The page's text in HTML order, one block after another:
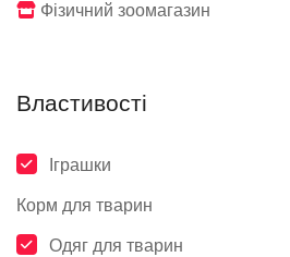
Фізичний зоомагазин
Властивості
Іграшки
Корм для тварин
Одяг для тварин